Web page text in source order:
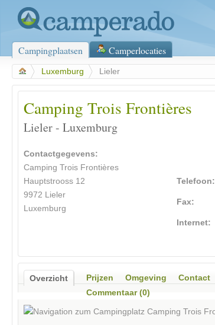
Campingplaatsen Camperlocaties
Luxemburg Lieler
Camping Trois Frontières
Lieler - Luxemburg
Contactgegevens:
Camping Trois Frontières
Hauptstrooss 12
9972 Lieler
Luxemburg
Telefoon:
Fax:
Internet:
Overzicht Prijzen Omgeving Contact
Commentaar (0)